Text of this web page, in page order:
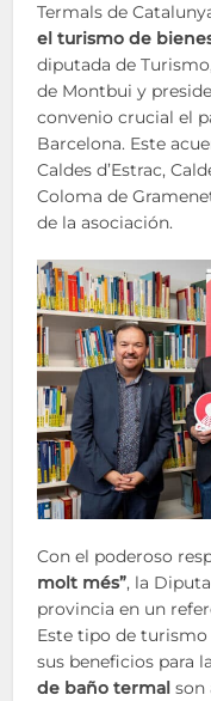
Termals de
el turismo de
diputada de
de Montbui y
convenio crucial el
Barcelona. Este
Caldes d’Estrac,
Coloma de
de la asociación.
Con el poderoso
molt més”, la
provincia en un
Este tipo de turismo
sus beneficios para
de baño termal son